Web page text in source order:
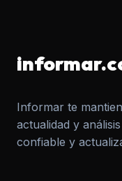
Informar te
actualidad y
confiable y